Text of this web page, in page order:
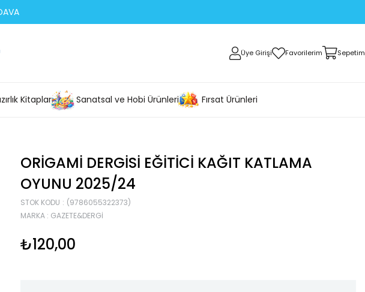
Üye Girişi Favorilerim Sepetim
Kitapları Sanatsal ve Hobi Ürünleri Fırsat Ürünleri
ORIGAMI DERGISI EĞITICI KAĞIT KATLAMA
OYUNU 2025/24
STOK KODU
(9786055322373)
MARKA : GAZETE&DERGI
₺120,00